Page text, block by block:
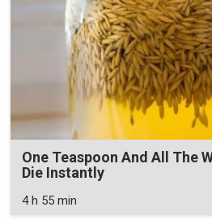
One Teaspoon And All The
Die Instantly
4 h 55 min